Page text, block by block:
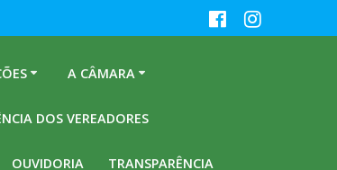
A CÂMARA
DOS VEREADORES
OUVIDORIA TRANSPARÊNCIA